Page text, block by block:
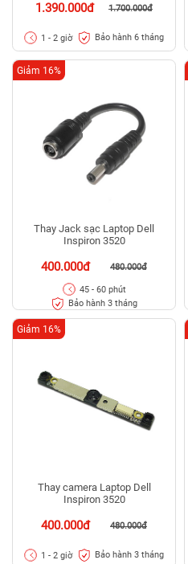
1.390.000đ 1.700.000đ
1 - 2 giờ Bảo hành 6 tháng
Thay Jack sạc Laptop Dell
Inspiron 3520
400.000đ 480.000đ
Giảm 16%
45 - 60 phút
Bảo hành 3 tháng
Thay camera Laptop Dell
Inspiron 3520
400.000đ 480.000đ
Giảm 16%
1 - 2 giờ Bảo hành 3 tháng